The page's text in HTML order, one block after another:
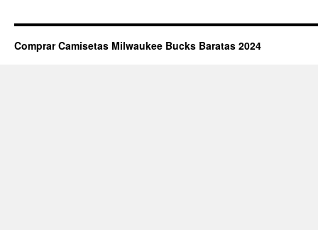
Comprar Camisetas Milwaukee Bucks Baratas 2024